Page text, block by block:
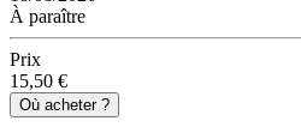
À paraître
Prix
15,50 €
Où acheter ?